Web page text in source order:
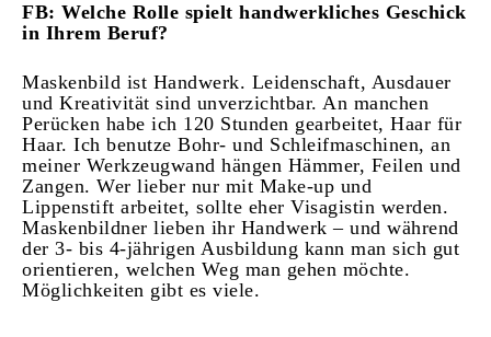
FB: Welche Rolle spielt handwerkliches Geschick
in Ihrem Beruf?
Maskenbild ist Handwerk. Leidenschaft, Ausdauer
und Kreativität sind unverzichtbar. An manchen
Perücken habe ich 120 Stunden gearbeitet, Haar für
Haar. Ich benutze Bohr- und Schleifmaschinen, an
meiner Werkzeugwand hängen Hämmer, Feilen und
Zangen. Wer lieber nur mit Make-up und
Lippenstift arbeitet, sollte eher Visagistin werden.
Maskenbildner lieben ihr Handwerk – und während
der 3- bis 4-jährigen Ausbildung kann man sich gut
orientieren, welchen Weg man gehen möchte.
Möglichkeiten gibt es viele.